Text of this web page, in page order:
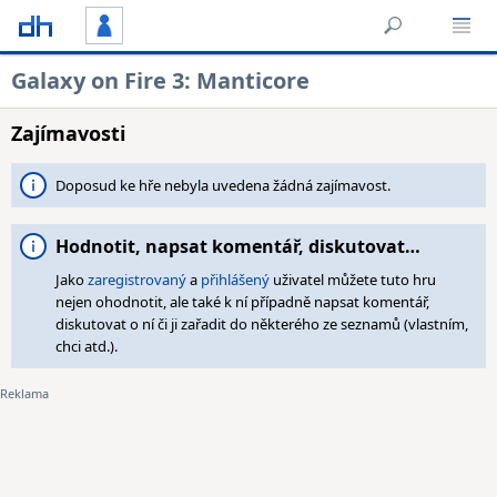
Galaxy on Fire 3: Manticore
Zajímavosti
Doposud ke hře nebyla uvedena žádná zajímavost.
Hodnotit, napsat komentář, diskutovat…
Jakozaregistrovanýa přihlášený uživatel můžete tuto hru
nejen ohodnotit, ale také k ní případně napsat komentář,
diskutovat o ní či ji zařadit do některého ze seznamů (vlastním,
chci atd.).